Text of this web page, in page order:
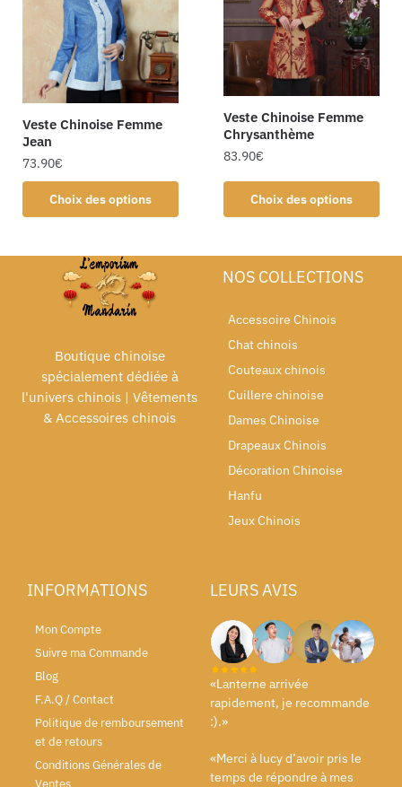
Veste Chinoise Femme
Jean
73.90€
Choix des options
Veste Chinoise Femme
Chrysanthème
83.90€
Choix des options
Boutique chinoise
spécialement dédiée à
l'univers chinois | Vêtements
& Accessoires chinois
NOS COLLECTIONS
Accessoire Chinois
Chat chinois
Couteaux chinois
Cuillere chinoise
Dames Chinoise
Drapeaux Chinois
Décoration Chinoise
Hanfu
Jeux Chinois
INFORMATIONS
Mon Compte
Suivre ma Commande
Blog
F.A.Q / Contact
Politique de remboursement
et de retours
Conditions Générales de
Ventes
LEURS AVIS
«Lanterne arrivée
rapidement, je recommande
:).»
«Merci à lucy d’avoir pris le
temps de répondre à mes